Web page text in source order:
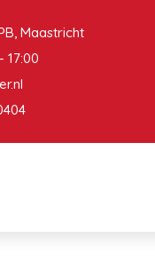
Maastricht
17:00